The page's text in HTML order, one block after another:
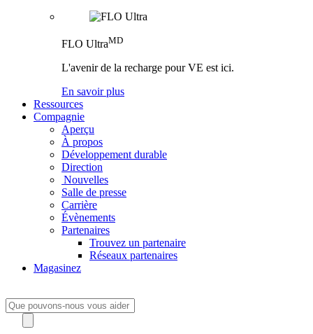
FLO UltraMD
L'avenir de la recharge pour VE est ici.
En savoir plus
Ressources
Compagnie
Aperçu
À propos
Développement durable
Direction
Nouvelles
Salle de presse
Carrière
Évènements
Partenaires
Trouvez un partenaire
Réseaux partenaires
Magasinez